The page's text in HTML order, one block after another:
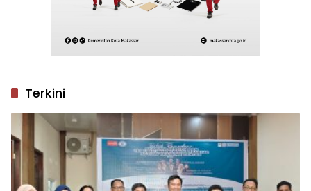
Terkini